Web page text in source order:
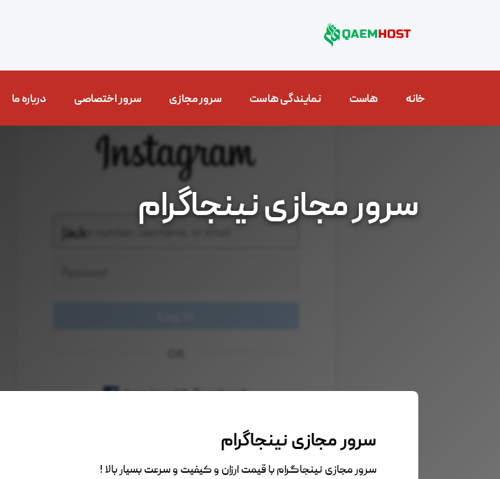
خانه هاست نمایندگی هاست سرور مجازی سرور اختصاصی درباره ما
سرور مجازی نینجاگرام
سرور مجازی نینجاگرام
سرور مجازی نینجاگرام با قیمت ارزان و کیفیت و سرعت بسیار بالا !